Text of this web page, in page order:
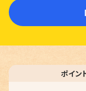
ポイン